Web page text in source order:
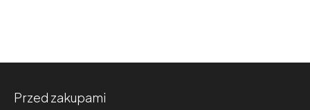
Przed zakupami